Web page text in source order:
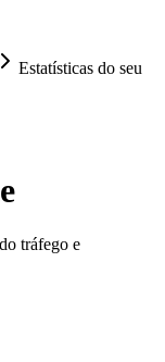
Estatísticas do seu
tráfego e